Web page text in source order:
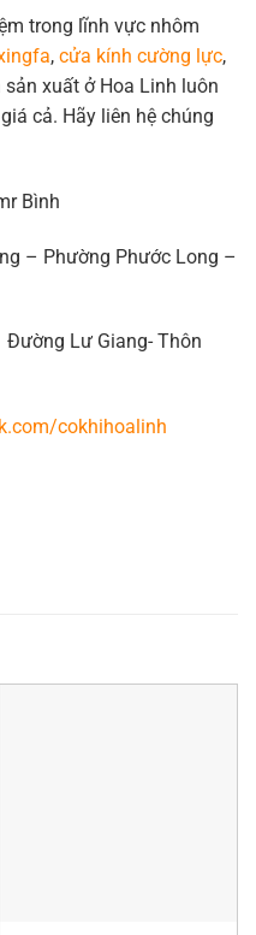
trong lĩnh vực nhôm
, cửa kính cường lực,
xuất ở Hoa Linh luôn
cả. Hãy liên hệ chúng
Bình
Phường Phước Long –
Lư Giang- Thôn
cokhihoalinh